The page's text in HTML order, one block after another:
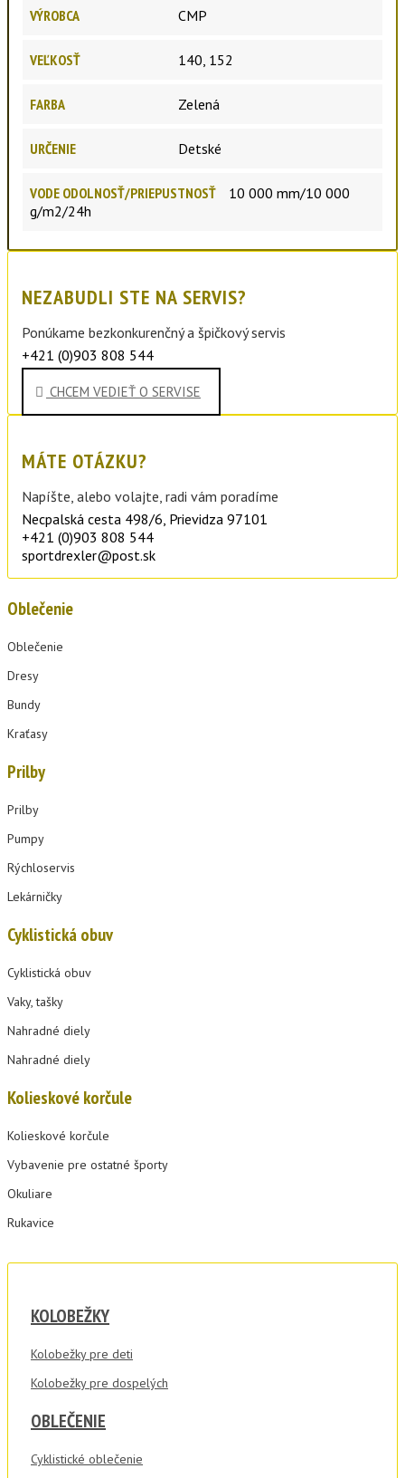
VÝROBCA CMP
VEĽKOSŤ 140, 152
FARBA Zelená
URČENIE Detské
VODE ODOLNOSŤ/PRIEPUSTNOSŤ
10 000 mm/10 000
g/m2/24h
NEZABUDLI STE NA SERVIS?
Ponúkame bezkonkurenčný a špičkový servis
+421 (0)903 808 544
sportdrexler@post.sk
CHCEM VEDIEŤ O SERVISE
MÁTE OTÁZKU?
Napíšte, alebo volajte, radi vám poradíme
Necpalská cesta 498/6, Prievidza 97101
+421 (0)903 808 544
sportdrexler@post.sk
Oblečenie
Oblečenie
Dresy
Bundy
Kraťasy
Prilby
Prilby
Pumpy
Rýchloservis
Lekárničky
Cyklistická obuv
Cyklistická obuv
Vaky, tašky
Nahradné diely
Nahradné diely
Kolieskové korčule
Kolieskové korčule
Vybavenie pre ostatné športy
Okuliare
Rukavice
KOLOBEŽKY
Kolobežky pre deti
Kolobežky pre dospelých
OBLEČENIE
Cyklistické oblečenie